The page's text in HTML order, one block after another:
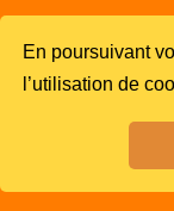
En poursuivant
l’utilisation de